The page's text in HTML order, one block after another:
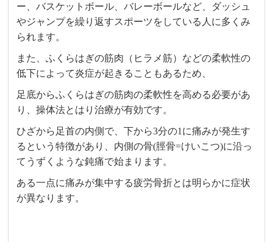
ー、バスケットボール、バレーボールなど、ダッシュ
やジャンプを繰り返すスポーツをしている人に多くみ
られます。
また、ふくらはぎの筋肉（ヒラメ筋）などの柔軟性の
低下によって炎症が起きることもあるため、
足底からふくらはぎの筋肉の柔軟性を高める必要があ
り、操体法とはり治療が有効です。
ひざから足首の内側で、下から3分の1に痛みが発生す
るという特徴があり、内側の骨(脛骨=けいこつ)に沿っ
てうずくような鈍痛で始まります。
ある一点に痛みが集中する疲労骨折とは明らかに症状
が異なります。